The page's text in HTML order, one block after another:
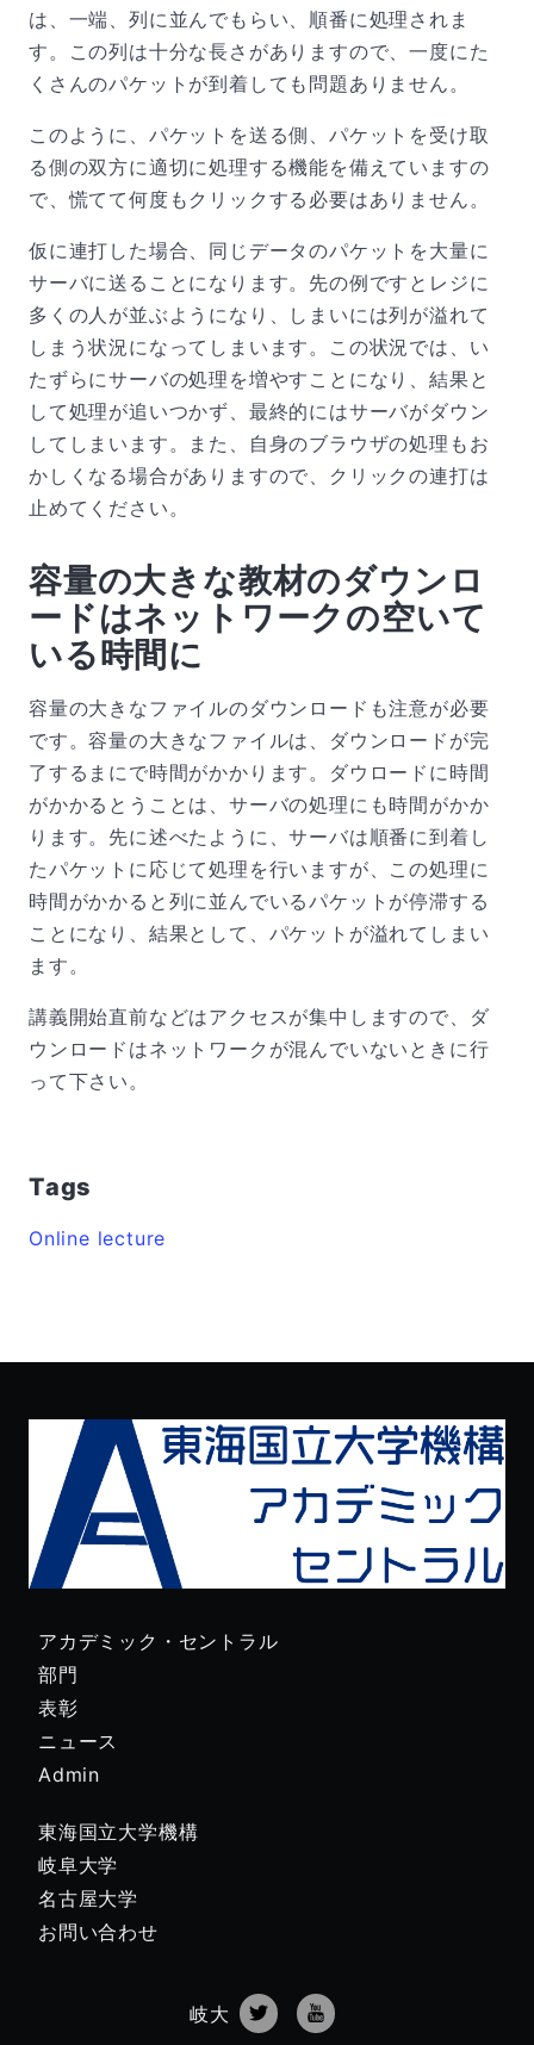
は、一端、列に並んでもらい、順番に処理されま
す。この列は十分な長さがありますので、一度にた
くさんのパケットが到着しても問題ありません。
このように、パケットを送る側、パケットを受け取
る側の双方に適切に処理する機能を備えていますの
で、慌てて何度もクリックする必要はありません。
仮に連打した場合、同じデータのパケットを大量に
サーバに送ることになります。先の例ですとレジに
多くの人が並ぶようになり、しまいには列が溢れて
しまう状況になってしまいます。この状況では、い
たずらにサーバの処理を増やすことになり、結果と
して処理が追いつかず、最終的にはサーバがダウン
してしまいます。また、自身のブラウザの処理もお
かしくなる場合がありますので、クリックの連打は
止めてください。
容量の大きな教材のダウンロ
ードはネットワークの空いて
いる時間に
容量の大きなファイルのダウンロードも注意が必要
です。容量の大きなファイルは、ダウンロードが完
了するまにで時間がかかります。ダウロードに時間
がかかるとうことは、サーバの処理にも時間がかか
ります。先に述べたように、サーバは順番に到着し
たパケットに応じて処理を行いますが、この処理に
時間がかかると列に並んでいるパケットが停滞する
ことになり、結果として、パケットが溢れてしまい
ます。
講義開始直前などはアクセスが集中しますので、ダ
ウンロードはネットワークが混んでいないときに行
って下さい。
Tags
Online lecture
アカデミック・セントラル
部門
表彰
ニュース
Admin
東海国立大学機構
岐阜大学
名古屋大学
お問い合わせ
岐大